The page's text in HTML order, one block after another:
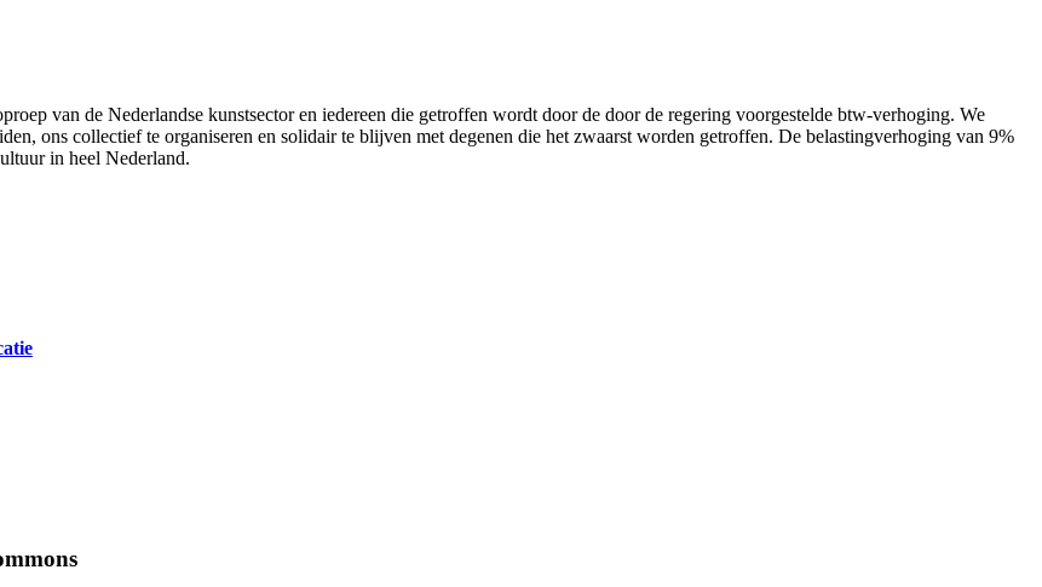
van de Nederlandse kunstsector en iedereen die getroffen wordt door de door de regering voorgestelde btw-verhoging. We
ons collectief te organiseren en solidair te blijven met degenen die het zwaarst worden getroffen. De belastingverhoging van 9%
in heel Nederland.